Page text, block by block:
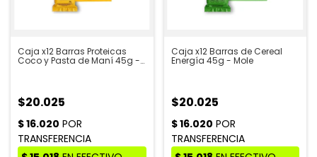
Caja x12 Barras Proteicas
Coco y Pasta de Maní 45g -
$20.025
Caja x12 Barras de Cereal
Energía 45g - Mole
$20.025